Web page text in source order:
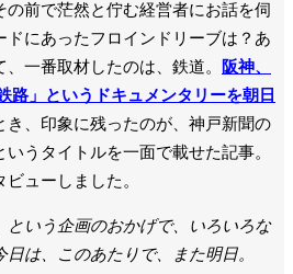
の前で茫然と佇む経営者にお話を伺
ドにあったフロインドリーブは？あ
一番取材したのは、鉄道。
阪神、
」というドキュメンタリーを朝日
き、印象に残ったのが、神戸新聞の
うタイトルを一面で載せた記事。
ューしました。
という企画のおかげで、いろいろな
は、このあたりで、また明日。